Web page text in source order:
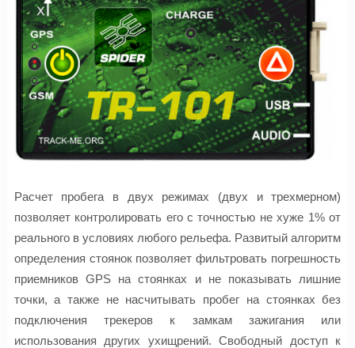
Расчет пробега в двух режимах (двух и трехмерном)
позволяет контролировать его с точностью не хуже 1% от
реального в условиях любого рельефа. Развитый алгоритм
определения стоянок позволяет фильтровать погрешность
приемников GPS на стоянках и не показывать лишние
точки, а также не насчитывать пробег на стоянках без
подключения трекеров к замкам зажигания или
использования других ухищрений. Свободный доступ к